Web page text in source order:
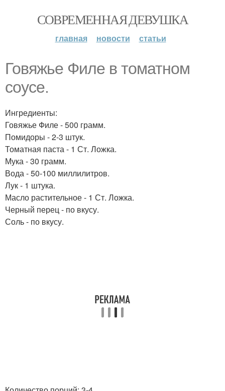
СОВРЕМЕННАЯ ДЕВУШКА
главная новости статьи
Говяжье Филе в томатном
соусе.
Ингредиенты:
Говяжье Филе - 500 грамм.
Помидоры - 2-3 штук.
Томатная паста - 1 Ст. Ложка.
Мука - 30 грамм.
Вода - 50-100 миллилитров.
Лук - 1 штука.
Масло растительное - 1 Ст. Ложка.
Черный перец - по вкусу.
Соль - по вкусу.